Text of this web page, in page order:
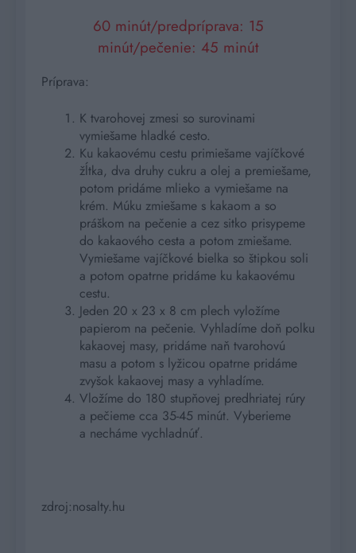
60 minút/predpríprava: 15
minút/pečenie: 45 minút
Príprava:
K tvarohovej zmesi so surovinami
vymiešame hladké cesto.
Ku kakaovému cestu primiešame vajíčkové
žĺtka, dva druhy cukru a olej a premiešame,
potom pridáme mlieko a vymiešame na
krém. Múku zmiešame s kakaom a so
práškom na pečenie a cez sitko prisypeme
do kakaového cesta a potom zmiešame.
Vymiešame vajíčkové bielka so štipkou soli
a potom opatrne pridáme ku kakaovému
cestu.
Jeden 20 x 23 x 8 cm plech vyložíme
papierom na pečenie. Vyhladíme doň polku
kakaovej masy, pridáme naň tvarohovú
masu a potom s lyžicou opatrne pridáme
zvyšok kakaovej masy a vyhladíme.
Vložíme do 180 stupňovej predhriatej rúry
a pečieme cca 35-45 minút. Vyberieme
a necháme vychladnúť.
zdroj:nosalty.hu